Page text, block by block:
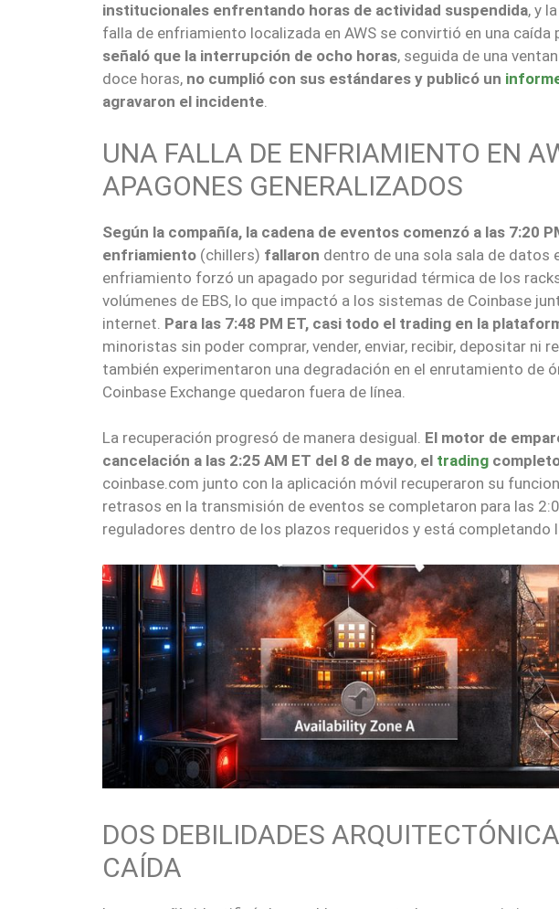
institucionales enfrentando horas de actividad suspendida, y
falla de enfriamiento localizada en AWS se convirtió en una
señaló que la interrupción de ocho horas, seguida de una
doce horas, no cumplió con sus estándares y publicó un
agravaron el incidente.
UNA FALLA DE ENFRIAMIENTO EN
APAGONES GENERALIZADOS
Según la compañía, la cadena de eventos comenzó a las 7:20
enfriamiento (chillers) fallaron dentro de una sola sala de datos
enfriamiento forzó un apagado por seguridad térmica de los
volúmenes de EBS, lo que impactó a los sistemas de Coinbase
internet. Para las 7:48 PM ET, casi todo el trading en la
minoristas sin poder comprar, vender, enviar, recibir, depositar ni
también experimentaron una degradación en el enrutamiento de
Coinbase Exchange quedaron fuera de línea.
La recuperación progresó de manera desigual. El motor de
cancelación a las 2:25 AM ET del 8 de mayo, el trading
coinbase.com junto con la aplicación móvil recuperaron su
retrasos en la transmisión de eventos se completaron para las
reguladores dentro de los plazos requeridos y está completando
DOS DEBILIDADES
CAÍDA